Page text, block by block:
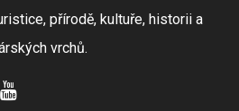
přírodě, kultuře, historii a
vrchů.